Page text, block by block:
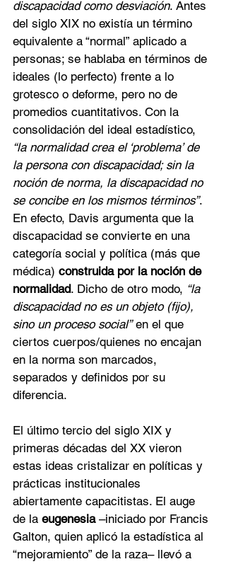
discapacidad como desviación. Antes
del siglo XIX no existía un término
equivalente a “normal” aplicado a
personas; se hablaba en términos de
ideales (lo perfecto) frente a lo
grotesco o deforme, pero no de
promedios cuantitativos. Con la
consolidación del ideal estadístico,
“la normalidad crea el ‘problema’ de
la persona con discapacidad; sin la
noción de norma, la discapacidad no
se concibe en los mismos términos”.
En efecto, Davis argumenta que la
discapacidad se convierte en una
categoría social y política (más que
médica) construida por la noción de
normalidad. Dicho de otro modo, “la
discapacidad no es un objeto (fijo),
sino un proceso social” en el que
ciertos cuerpos/quienes no encajan
en la norma son marcados,
separados y definidos por su
diferencia.
El último tercio del siglo XIX y
primeras décadas del XX vieron
estas ideas cristalizar en políticas y
prácticas institucionales
abiertamente capacitistas. El auge
de la eugenesia –iniciado por Francis
Galton, quien aplicó la estadística al
“mejoramiento” de la raza– llevó a